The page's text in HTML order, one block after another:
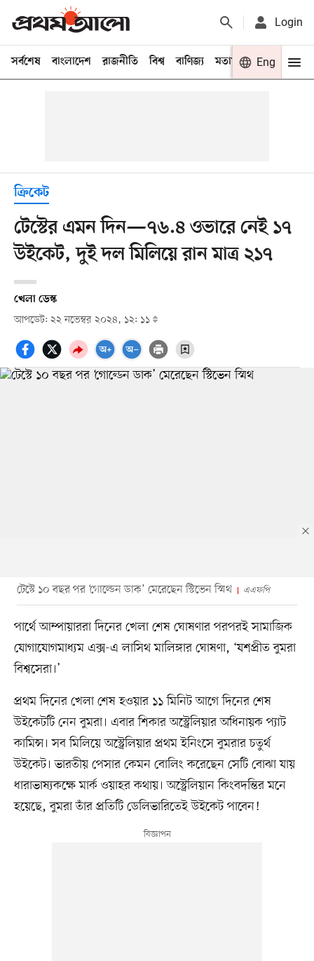
Login
সর্বশেষ বাংলাদেশ রাজনীতি বিশ্ব বাণিজ্য মতামত খেলা
Eng
ক্রিকেট
টেস্টের এমন দিন—৭৬.৪ ওভারে নেই ১৭
উইকেট, দুই দল মিলিয়ে রান মাত্র ২১৭
খেলা ডেস্ক
আপডেট: ২২ নভেম্বর ২০২৪, ১২: ১১
টেস্টে ১০ বছর পর ‘গোল্ডেন ডাক’ মেরেছেন স্টিভেন স্মিথ এএফপি
পার্থে আম্পায়াররা দিনের খেলা শেষ ঘোষণার পরপরই সামাজিক
যোগাযোগমাধ্যম এক্স-এ লাসিথ মালিঙ্গার ঘোষণা, ‘যশপ্রীত বুমরা
বিশ্বসেরা।’
প্রথম দিনের খেলা শেষ হওয়ার ১১ মিনিট আগে দিনের শেষ
উইকেটটি নেন বুমরা। এবার শিকার অস্ট্রেলিয়ার অধিনায়ক প্যাট
কামিন্স। সব মিলিয়ে অস্ট্রেলিয়ার প্রথম ইনিংসে বুমরার চতুর্থ
উইকেট। ভারতীয় পেসার কেমন বোলিং করেছেন সেটি বোঝা যায়
ধারাভাষ্যকক্ষে মার্ক ওয়াহর কথায়। অস্ট্রেলিয়ান কিংবদন্তির মনে
হয়েছে, বুমরা তাঁর প্রতিটি ডেলিভারিতেই উইকেট পাবেন!